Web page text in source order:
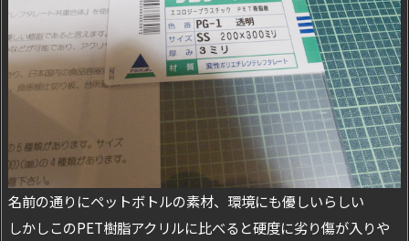
名前の通りにペットボトルの素材、環境にも優しいらしい
しかしこのPET樹脂アクリルに比べると硬度に劣り傷が入りや